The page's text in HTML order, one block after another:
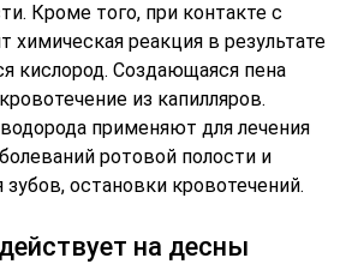
Кроме того, при контакте с
химическая реакция в результате
кислород. Создающаяся пена
из капилляров.
применяют для лечения
ротовой полости и
зубов, остановки кровотечений.
на десны